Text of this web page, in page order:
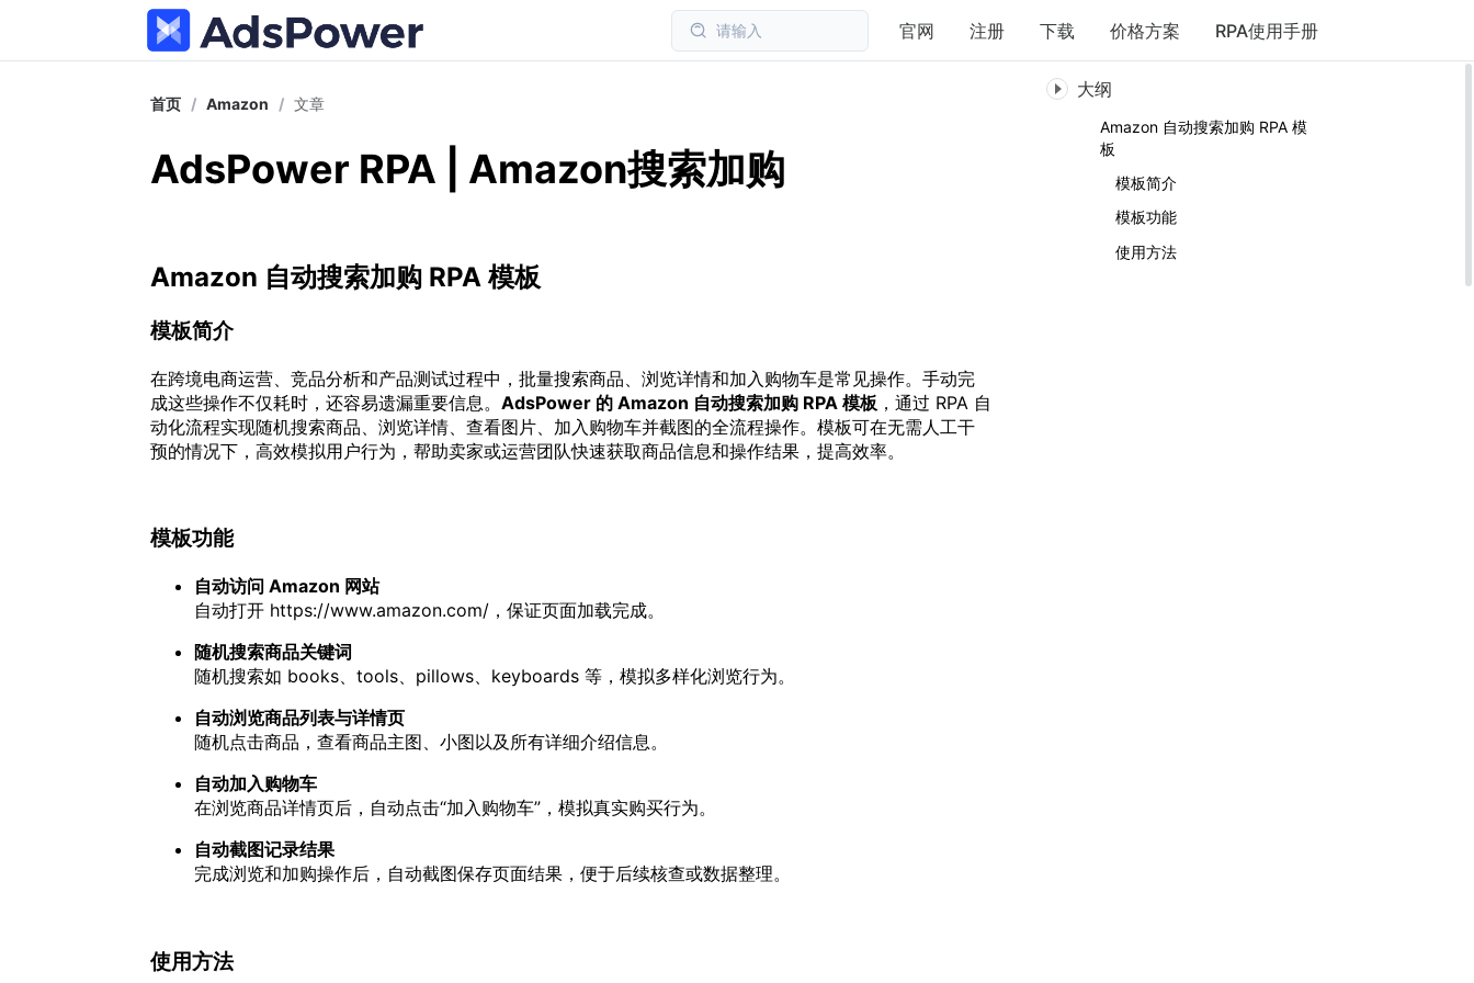
请输入 官网 注册 下载 价格方案 RPA使用手册
首页 / Amazon / 文章
AdsPower RPA | Amazon搜索加购
Amazon 自动搜索加购 RPA 模板
模板简介
在跨境电商运营、竞品分析和产品测试过程中，批量搜索商品、浏览详情和加入购物车是常见操作。手动完
成这些操作不仅耗时，还容易遗漏重要信息。 AdsPower 的 Amazon 自动搜索加购 RPA 模板 ，通过 RPA 自
动化流程实现随机搜索商品、浏览详情、查看图片、加入购物车并截图的全流程操作。模板可在无需人工干
预的情况下，高效模拟用户行为，帮助卖家或运营团队快速获取商品信息和操作结果，提高效率。
模板功能
自动访问 Amazon 网站
自动打开 https://www.amazon.com/ ，保证页面加载完成。
随机搜索商品关键词
随机搜索如 books、tools、pillows、keyboards 等，模拟多样化浏览行为。
自动浏览商品列表与详情页
随机点击商品，查看商品主图、小图以及所有详细介绍信息。
自动加入购物车
在浏览商品详情页后，自动点击“加入购物车”，模拟真实购买行为。
自动截图记录结果
完成浏览和加购操作后，自动截图保存页面结果，便于后续核查或数据整理。
使用方法
大纲
Amazon 自动搜索加购 RPA 模
板
模板简介
模板功能
使用方法